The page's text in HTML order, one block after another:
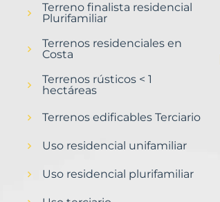
Terreno finalista residencial
Plurifamiliar
Terrenos residenciales en
Costa
Terrenos rústicos < 1
hectáreas
Terrenos edificables Terciario
Uso residencial unifamiliar
Uso residencial plurifamiliar